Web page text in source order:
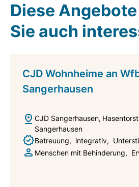
Diese
Sie auch
CJD Wohnheime an
Sangerhausen
CJD Sangerhausen
Sangerhausen
Betreuung
integrativ
Menschen mit Behinderung